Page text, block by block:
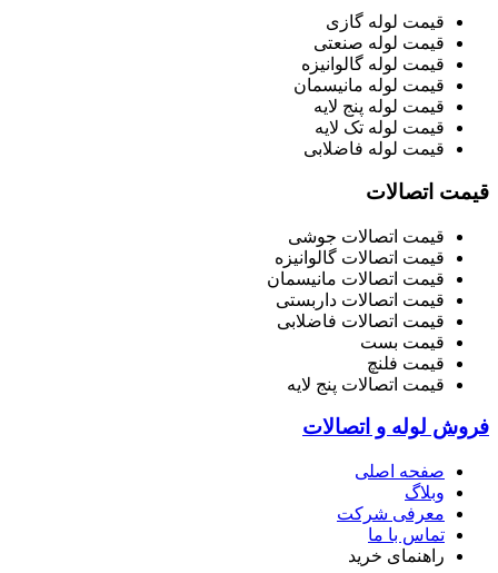
قیمت لوله گازی
قیمت لوله صنعتی
قیمت لوله گالوانیزه
قیمت لوله مانیسمان
قیمت لوله پنج لایه
قیمت لوله تک لایه
قیمت لوله فاضلابی
قیمت اتصالات
قیمت اتصالات جوشی
قیمت اتصالات گالوانیزه
قیمت اتصالات مانیسمان
قیمت اتصالات داربستی
قیمت اتصالات فاضلابی
قیمت بست
قیمت فلنچ
قیمت اتصالات پنج لایه
فروش لوله و اتصالات
صفحه اصلی
وبلاگ
معرفی شرکت
تماس با ما
راهنمای خرید